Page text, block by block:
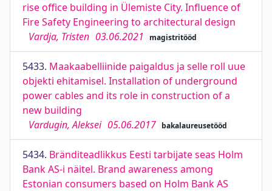
rise office building in Ülemiste City. Influence of
Fire Safety Engineering to architectural design
Vardja, Tristen 03.06.2021 magistritööd
5433. Maakaabelliinide paigaldus ja selle roll uue
objekti ehitamisel. Installation of underground
power cables and its role in construction of a
new building
Vardugin, Aleksei 05.06.2017 bakalaureusetööd
5434. Bränditeadlikkus Eesti tarbijate seas Holm
Bank AS-i näitel. Brand awareness among
Estonian consumers based on Holm Bank AS